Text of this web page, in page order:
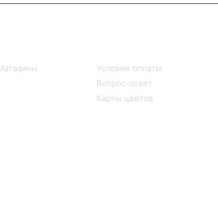
Условия оплаты
Вопрос-ответ
Карты цветов